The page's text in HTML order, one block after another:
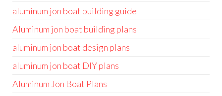
aluminum jon boat building guide
Aluminum jon boat building plans
aluminum jon boat design plans
aluminum jon boat DIY plans
Aluminum Jon Boat Plans